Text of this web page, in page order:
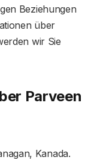
Beziehungen
über
wir Sie
Parveen
Kanada.